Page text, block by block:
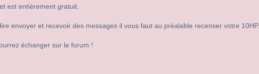
est entièrement gratuit.
envoyer et recevoir des messages il vous faut au préalable recenser votre 10HP.
échanger sur le forum !